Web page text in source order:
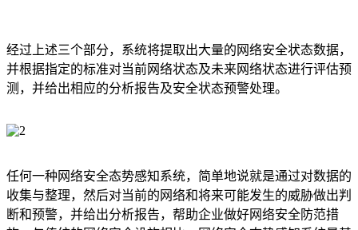
经过上述三个部分，系统将提取出大量的网络安全状态数据，
并根据指定的标准对当前网络状态及未来网络状态进行评估预
测，并给出相应的分析报告及安全状态预警处理。
任何一种网络安全态势感知系统，简单地说就是通过对数据的
收集与整理，然后对当前的网络和将来可能发生的威胁做出判
断和预警，并给出分析报告，帮助企业做好网络安全防范措